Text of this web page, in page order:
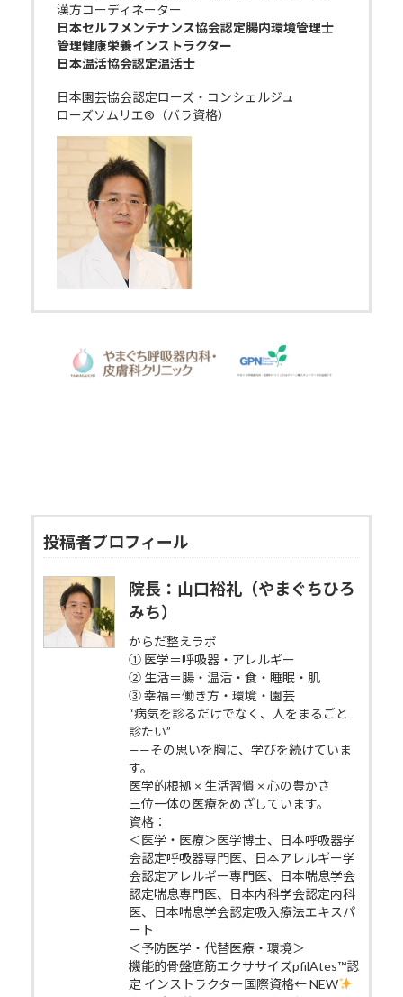
漢方コーディネーター
日本セルフメンテナンス協会認定腸内環境管理士
管理健康栄養インストラクター
日本温活協会認定温活士
日本園芸協会認定ローズ・コンシェルジュ
ローズソムリエ®（バラ資格）
投稿者プロフィール
院長：山口裕礼（やまぐちひろ
みち）
からだ整えラボ
① 医学＝呼吸器・アレルギー
② 生活＝腸・温活・食・睡眠・肌
③ 幸福＝働き方・環境・園芸
“病気を診るだけでなく、人をまるごと
診たい”
——その思いを胸に、学びを続けていま
す。
医学的根拠 × 生活習慣 × 心の豊かさ
三位一体の医療をめざしています。
資格：
＜医学・医療＞医学博士、日本呼吸器学
会認定呼吸器専門医、日本アレルギー学
会認定アレルギー専門医、日本喘息学会
認定喘息専門医、日本内科学会認定内科
医、日本喘息学会認定吸入療法エキスパ
ート
＜予防医学・代替医療・環境＞
機能的骨盤底筋エクササイズpfilAtes™認
定 インストラクター国際資格← NEW